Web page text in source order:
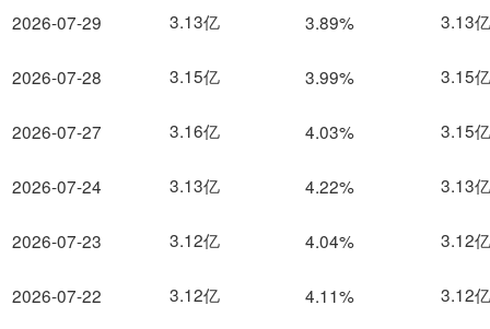
2026-07-29
2026-07-28
2026-07-27
2026-07-24
2026-07-23
2026-07-22
3.13亿 3.89% 3.13亿
3.15亿 3.99% 3.15亿
3.16亿 4.03% 3.15亿
3.13亿 4.22% 3.13亿
3.12亿 4.04% 3.12亿
3.12亿 4.11% 3.12亿